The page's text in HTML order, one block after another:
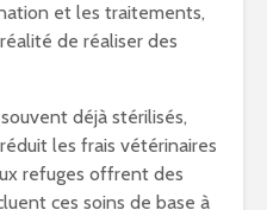
et les traitements,
de réaliser des
déjà stérilisés,
les frais vétérinaires
refuges offrent des
ces soins de base à